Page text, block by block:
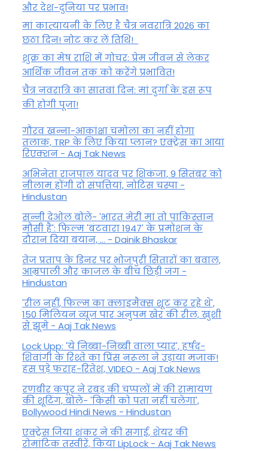
और देश-दुनिया पर प्रभाव!
मां कात्‍यायनी के लिए है चैत्र नवरात्रि 2026 का
छठा दिन! नोट कर लें तिथि!
शुक्र का मेष राशि में गोचर: प्रेम जीवन से लेकर
आर्थिक जीवन तक को करेंगे प्रभावित!
चैत्र नवरात्रि का सातवां दिन: मां दुर्गा के इस रूप
की होगी पूजा!
गौरव खन्ना-आकांक्षा चमोला का नहीं होगा
तलाक, TRP के लिए किया प्लान? एक्ट्रेस का आया
रिएक्शन - Aaj Tak News
अभिनेता राजपाल यादव पर शिकंजा, 9 सितंबर को
नीलाम होंगी दो संपत्तियां, नोटिस चस्पा -
Hindustan
सन्नी देओल बोले- 'भारत मेरी मां तो पाकिस्तान
मौसी है': फिल्म 'बंटवारा 1947' के प्रमोशन के
दौरान दिया बयान, ... - Dainik Bhaskar
तेज प्रताप के डिनर पर भोजपुरी सितारों का बवाल,
आम्रपाली और काजल के बीच छिड़ी जंग -
Hindustan
'रील नहीं, फिल्म का क्लाइमैक्स शूट कर रहे थे',
150 मिलियन व्यूज पार अनुपम खेर की रील, खुशी
से झूमे - Aaj Tak News
Lock Upp: 'ये निब्बा-निब्बी वाला प्यार', हर्षद-
शिवांगी के रिश्ते का प्रिंस नरूला ने उड़ाया मजाक!
हंस पड़े फराह-रितेश, VIDEO - Aaj Tak News
रणबीर कपूर ने रबड़ की चप्पलों में की रामायण
की शूटिंग, बोले- 'किसी को पता नहीं चलेगा',
Bollywood Hindi News - Hindustan
एक्ट्रेस जिया शंकर ने की सगाई, शेयर की
रोमांटिक तस्वीरें, किया LipLock - Aaj Tak News